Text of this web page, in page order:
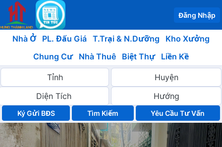
Đăng Nhập
Nhà Ở PL. Đấu Giá T.Trại & N.Dưỡng
Kho Xưởng
Chung Cư
Nhà Thuê Biệt Thự Liền Kề
Ký Gửi BĐS Yêu Cầu Tư Vấn